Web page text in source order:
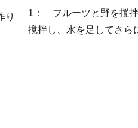
1： フルーツと野を撹
撹拌し、水を足してさら